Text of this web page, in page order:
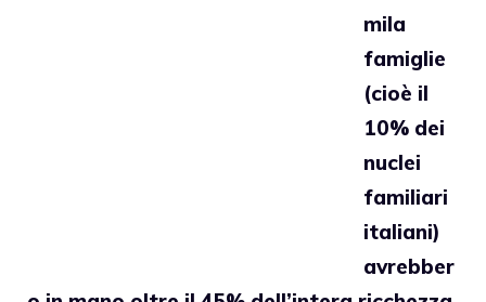
mila
famiglie
(cioè il
10% dei
nuclei
familiari
italiani)
avrebber